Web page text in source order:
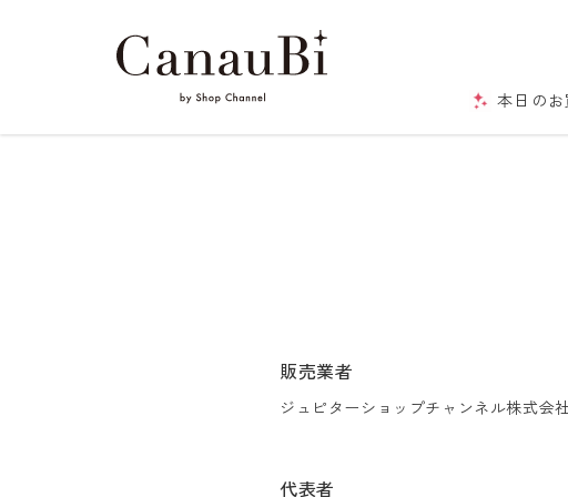
本日の
販売業者
ジュピターショップチャンネル株式会社
代表者